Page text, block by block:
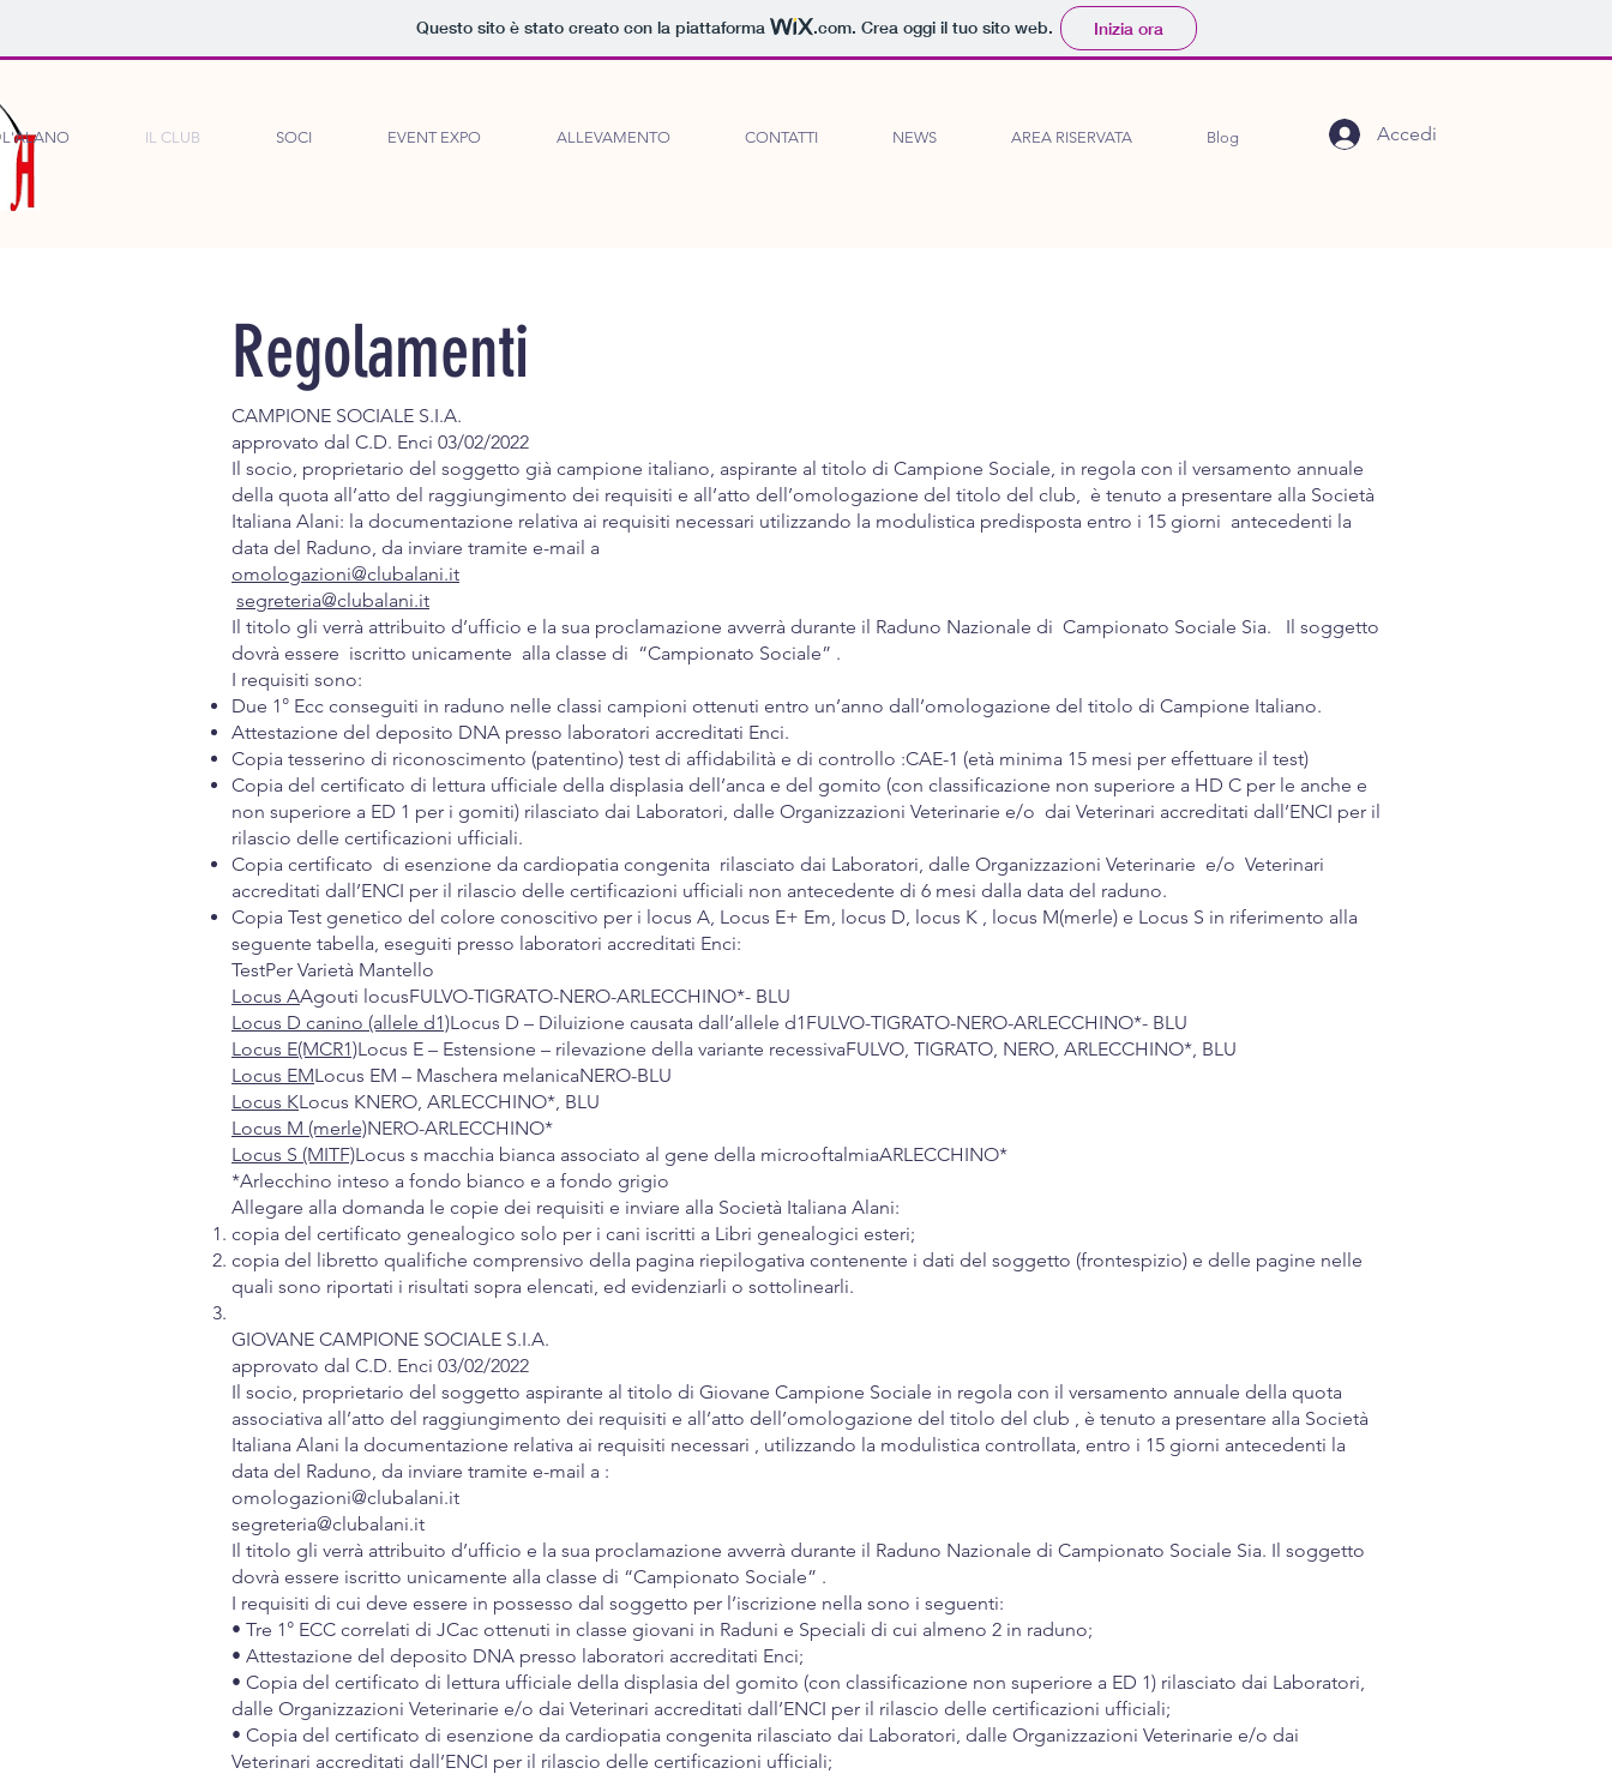
Questo sito è stato creato con la piattaforma .com. Crea oggi il tuo sito web. Inizia ora
L'ALANO IL CLUB SOCI EVENT EXPO ALLEVAMENTO CONTATTI NEWS AREA RISERVATA Blog Accedi
Regolamenti
CAMPIONE SOCIALE S.I.A.
approvato dal C.D. Enci 03/02/2022
Il socio, proprietario del soggetto già campione italiano, aspirante al titolo di Campione Sociale, in regola con il versamento annuale
della quota all’atto del raggiungimento dei requisiti e all’atto dell’omologazione del titolo del club, è tenuto a presentare alla Società
Italiana Alani: la documentazione relativa ai requisiti necessari utilizzando la modulistica predisposta entro i 15 giorni antecedenti la
data del Raduno, da inviare tramite e-mail a
omologazioni@clubalani.it
segreteria@clubalani.it
Il titolo gli verrà attribuito d’ufficio e la sua proclamazione avverrà durante il Raduno Nazionale di Campionato Sociale Sia. Il soggetto
dovrà essere iscritto unicamente alla classe di “Campionato Sociale” .
I requisiti sono:
Due 1° Ecc conseguiti in raduno nelle classi campioni ottenuti entro un’anno dall’omologazione del titolo di Campione Italiano.
Attestazione del deposito DNA presso laboratori accreditati Enci.
Copia tesserino di riconoscimento (patentino) test di affidabilità e di controllo :CAE-1 (età minima 15 mesi per effettuare il test)
Copia del certificato di lettura ufficiale della displasia dell’anca e del gomito (con classificazione non superiore a HD C per le anche e
non superiore a ED 1 per i gomiti) rilasciato dai Laboratori, dalle Organizzazioni Veterinarie e/o dai Veterinari accreditati dall’ENCI per il
rilascio delle certificazioni ufficiali.
Copia certificato di esenzione da cardiopatia congenita rilasciato dai Laboratori, dalle Organizzazioni Veterinarie e/o Veterinari
accreditati dall’ENCI per il rilascio delle certificazioni ufficiali non antecedente di 6 mesi dalla data del raduno.
Copia Test genetico del colore conoscitivo per i locus A, Locus E+ Em, locus D, locus K , locus M(merle) e Locus S in riferimento alla
seguente tabella, eseguiti presso laboratori accreditati Enci:
TestPer Varietà Mantello
Locus AAgouti locusFULVO-TIGRATO-NERO-ARLECCHINO*- BLU
Locus D canino (allele d1)Locus D – Diluizione causata dall’allele d1FULVO-TIGRATO-NERO-ARLECCHINO*- BLU
Locus E(MCR1)Locus E – Estensione – rilevazione della variante recessivaFULVO, TIGRATO, NERO, ARLECCHINO*, BLU
Locus EMLocus EM – Maschera melanicaNERO-BLU
Locus KLocus KNERO, ARLECCHINO*, BLU
Locus M (merle)NERO-ARLECCHINO*
Locus S (MITF)Locus s macchia bianca associato al gene della microoftalmiaARLECCHINO*
*Arlecchino inteso a fondo bianco e a fondo grigio
Allegare alla domanda le copie dei requisiti e inviare alla Società Italiana Alani:
copia del certificato genealogico solo per i cani iscritti a Libri genealogici esteri;
copia del libretto qualifiche comprensivo della pagina riepilogativa contenente i dati del soggetto (frontespizio) e delle pagine nelle
quali sono riportati i risultati sopra elencati, ed evidenziarli o sottolinearli.
GIOVANE CAMPIONE SOCIALE S.I.A.
approvato dal C.D. Enci 03/02/2022
Il socio, proprietario del soggetto aspirante al titolo di Giovane Campione Sociale in regola con il versamento annuale della quota
associativa all’atto del raggiungimento dei requisiti e all’atto dell’omologazione del titolo del club , è tenuto a presentare alla Società
Italiana Alani la documentazione relativa ai requisiti necessari , utilizzando la modulistica controllata, entro i 15 giorni antecedenti la
data del Raduno, da inviare tramite e-mail a :
omologazioni@clubalani.it
segreteria@clubalani.it
Il titolo gli verrà attribuito d’ufficio e la sua proclamazione avverrà durante il Raduno Nazionale di Campionato Sociale Sia. Il soggetto
dovrà essere iscritto unicamente alla classe di “Campionato Sociale” .
I requisiti di cui deve essere in possesso dal soggetto per l’iscrizione nella sono i seguenti:
• Tre 1° ECC correlati di JCac ottenuti in classe giovani in Raduni e Speciali di cui almeno 2 in raduno;
• Attestazione del deposito DNA presso laboratori accreditati Enci;
• Copia del certificato di lettura ufficiale della displasia del gomito (con classificazione non superiore a ED 1) rilasciato dai Laboratori,
dalle Organizzazioni Veterinarie e/o dai Veterinari accreditati dall’ENCI per il rilascio delle certificazioni ufficiali;
• Copia del certificato di esenzione da cardiopatia congenita rilasciato dai Laboratori, dalle Organizzazioni Veterinarie e/o dai
Veterinari accreditati dall’ENCI per il rilascio delle certificazioni ufficiali;